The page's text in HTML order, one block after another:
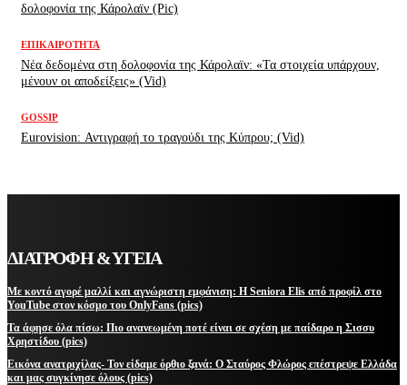
δολοφονία της Κάρολαϊν (Pic)
ΕΠΙΚΑΙΡΌΤΗΤΑ
Νέα δεδομένα στη δολοφονία της Κάρολαϊν: «Τα στοιχεία υπάρχουν,
μένουν οι αποδείξεις» (Vid)
GOSSIP
Eurovision: Αντιγραφή το τραγούδι της Κύπρου; (Vid)
ΔΙΑΤΡΟΦΗ & ΥΓΕΙΑ
Με κοντό αγορέ μαλλί και αγνώριστη εμφάνιση: Η Seniora Elis από προφίλ στο
YouTube στον κόσμο του OnlyFans (pics)
Τα άφησε όλα πίσω: Πιο ανανεωμένη ποτέ είναι σε σχέση με παίδαρο η Σισσυ
Χρηστίδου (pics)
Εικόνα ανατριχίλας- Τον είδαμε όρθιο ξανά: Ο Σταύρος Φλώρος επέστρεψε Ελλάδα
και μας συγκίνησε όλους (pics)